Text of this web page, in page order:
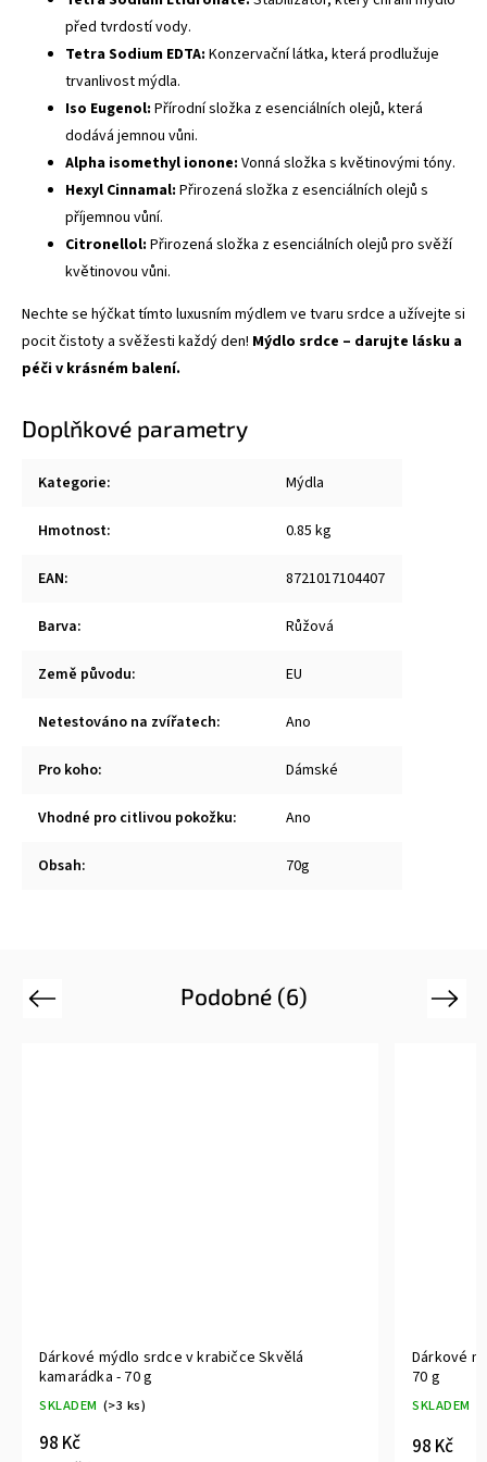
před tvrdostí vody.
Tetra Sodium EDTA: Konzervační látka, která prodlužuje
trvanlivost mýdla.
Iso Eugenol: Přírodní složka z esenciálních olejů, která
dodává jemnou vůni.
Alpha isomethyl ionone: Vonná složka s květinovými tóny.
Hexyl Cinnamal: Přirozená složka z esenciálních olejů s
příjemnou vůní.
Citronellol: Přirozená složka z esenciálních olejů pro svěží
květinovou vůni.
Nechte se hýčkat tímto luxusním mýdlem ve tvaru srdce a užívejte si
pocit čistoty a svěžesti každý den! Mýdlo srdce – darujte lásku a
péči v krásném balení.
Doplňkové parametry
Kategorie: Mýdla
Hmotnost: 0.85 kg
EAN: 8721017104407
Barva: Růžová
Země původu: EU
Netestováno na zvířatech: Ano
Pro koho: Dámské
Vhodné pro citlivou pokožku: Ano
Obsah: 70g
Podobné (6)
Previous
Dárkové mýdlo srdce v krabičce Skvělá
kamarádka - 70 g
SKLADEM (>3 ks)
98 Kč
Dárkové
70 g
SKLADEM
98 Kč
Next